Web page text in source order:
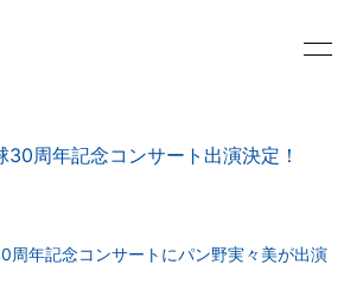
RADIO
30周年記念コンサート出演決定！
周年記念コンサートにパン野実々美が出演